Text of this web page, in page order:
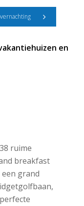
en
ruime
breakfast
grand